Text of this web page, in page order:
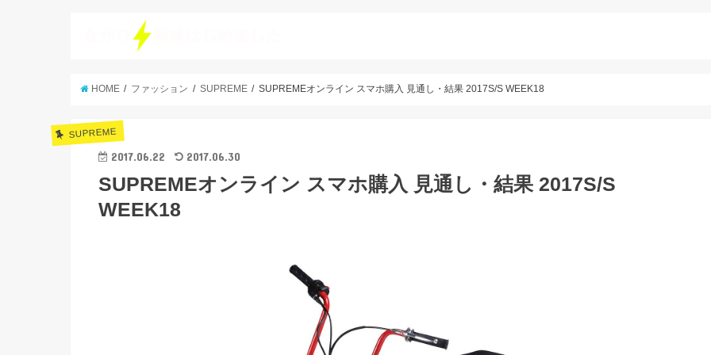
HOME ファッション SUPREME SUPREMEオンライン スマホ購入 見通し・結果 2017S/S WEEK18
SUPREME
2017.06.22 2017.06.30
SUPREMEオンライン スマホ購入 見通し・結果 2017S/S
WEEK18